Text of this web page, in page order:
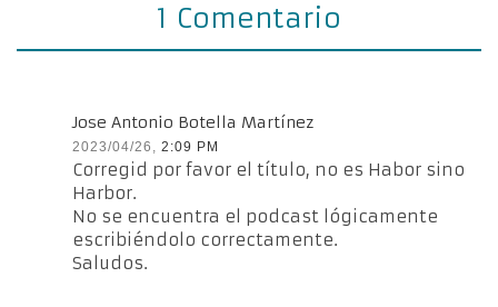
1 Comentario
Jose Antonio Botella Martínez
2023/04/26, 2:09 PM
Corregid por favor el título, no es Habor sino
Harbor.
No se encuentra el podcast lógicamente
escribiéndolo correctamente.
Saludos.